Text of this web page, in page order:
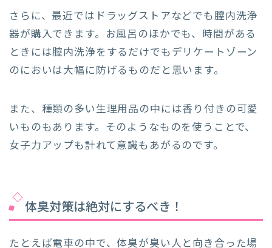
さらに、最近ではドラッグストアなどでも膣内洗浄
器が購入できます。お風呂のほかでも、時間がある
ときには膣内洗浄をするだけでもデリケートゾーン
のにおいは大幅に防げるものだと思います。
また、種類の多い生理用品の中には香り付きの可愛
いものもあります。そのようなものを使うことで、
女子力アップも計れて意識もあがるのです。
体臭対策は絶対にするべき！
たとえば電車の中で、体臭が臭い人と向き合った場